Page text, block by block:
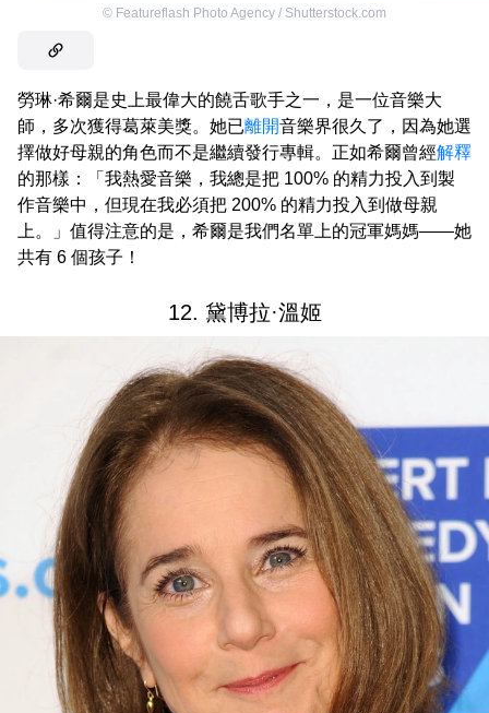
© Featureflash Photo Agency / Shutterstock.com
勞琳·希爾是史上最偉大的饒舌歌手之一，是一位音樂大
師，多次獲得葛萊美獎。她已離開音樂界很久了，因為她選
擇做好母親的角色而不是繼續發行專輯。正如希爾曾經解釋
的那樣：「我熱愛音樂，我總是把 100% 的精力投入到製
作音樂中，但現在我必須把 200% 的精力投入到做母親
上。」值得注意的是，希爾是我們名單上的冠軍媽媽——她
共有 6 個孩子！
12. 黛博拉·溫姬